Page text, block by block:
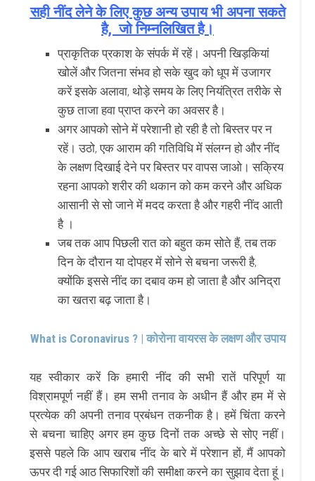
सही नींद लेने के लिए कुछ अन्य उपाय भी अपना सकते
है, जो निम्नलिखित है।
प्राकृतिक प्रकाश के संपर्क में रहें। अपनी खिड़कियां
खोलें और जितना संभव हो सके खुद को धूप में उजागर
करें इसके अलावा, थोड़े समय के लिए नियंत्रित तरीके से
कुछ ताजा हवा प्राप्त करने का अवसर है।
अगर आपको सोने में परेशानी हो रही है तो बिस्तर पर न
रहें। उठो, एक आराम की गतिविधि में संलग्न हो और नींद
के लक्षण दिखाई देने पर बिस्तर पर वापस जाओ। सक्रिय
रहना आपको शरीर की थकान को कम करने और अधिक
आसानी से सो जाने में मदद करता है और गहरी नींद आती
है ।
जब तक आप पिछली रात को बहुत कम सोते हैं, तब तक
दिन के दौरान या दोपहर में सोने से बचना जरूरी है,
क्योंकि इससे नींद का दबाव कम हो जाता है और अनिद्रा
का खतरा बढ़ जाता है।
What is Coronavirus ? | कोरोना वायरस के लक्षण और उपाय
यह स्वीकार करें कि हमारी नींद की सभी रातें परिपूर्ण या
विश्रामपूर्ण नहीं हैं। हम सभी तनाव के अधीन हैं और हम में से
प्रत्येक की अपनी तनाव प्रबंधन तकनीक है। हमें चिंता करने
से बचना चाहिए अगर हम कुछ दिनों तक अच्छे से सोए नहीं।
इससे पहले कि आप खराब नींद के बारे में परेशान हों, मैं आपको
ऊपर दी गई आठ सिफारिशों की समीक्षा करने का सुझाव देता हूं।